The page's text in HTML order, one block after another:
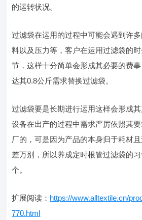
的运转状况。
过滤袋在运用的过程中可能会遇到许
料以及压力等，客户在运用过滤袋的
节，这样十分简单会形成其必要的费
达其0.8公斤需求替换过滤袋。
过滤袋要是长期进行运用这样会形成其
设备在出产的过程中需求严厉依照其
厂的，可是因为产品的本身归于耗材
差万别，所以养成定时根管过滤袋的
个。
扩展阅读： https://www.alltextile.cn/
770.html